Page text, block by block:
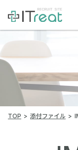
TOP 添付ファイル